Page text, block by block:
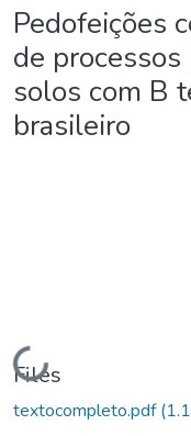
Pedofeições
de
solos com B
brasileiro
Loading...
Files
textocompleto.pdf